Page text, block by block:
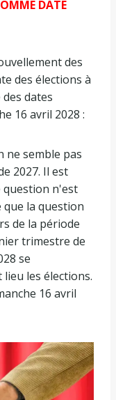
DATE
des
des élections à
dates
16 avril 2028 :
ne semble pas
2027. Il est
question n'est
que la question
de la période
trimestre de
se
les élections.
16 avril